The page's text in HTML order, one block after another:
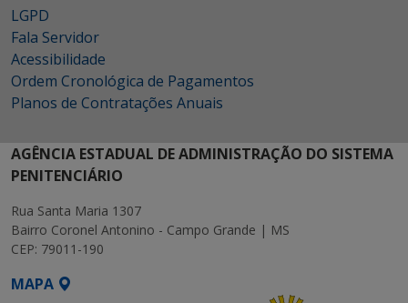
LGPD
Fala Servidor
Acessibilidade
Ordem Cronológica de Pagamentos
Planos de Contratações Anuais
AGÊNCIA ESTADUAL DE ADMINISTRAÇÃO DO SISTEMA
PENITENCIÁRIO
Rua Santa Maria 1307
Bairro Coronel Antonino - Campo Grande | MS
CEP: 79011-190
MAPA